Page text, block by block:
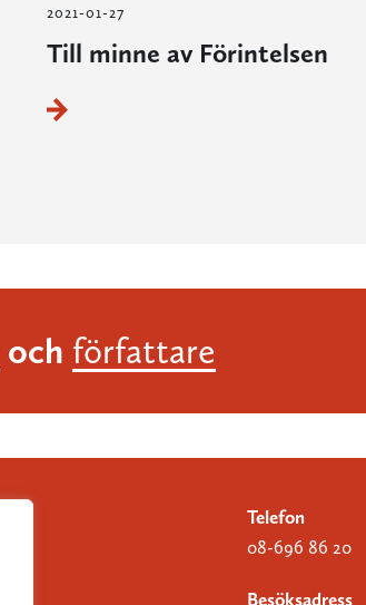
2021-01-27
Till minne av Förintelsen
och författare
Telefon
08-696 86 20
Besöksadress